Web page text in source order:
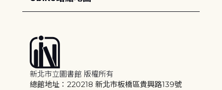
新北市立圖書館 版權所有
總館地址：220218 新北市板橋區貴興路139號